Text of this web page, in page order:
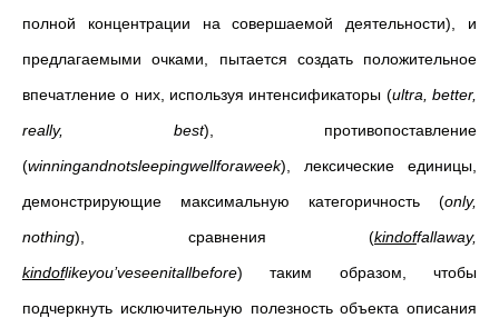
полной концентрации на совершаемой деятельности), и
предлагаемыми очками, пытается создать положительное
впечатление о них, используя интенсификаторы (ultra ,better,
really, best), противопоставление
(winningandnotsleepingwellforaweek), лексические единицы,
демонстрирующие максимальную категоричность (only,
nothing), сравнения (kindoffallaway,
kindoflikeyou’veseenitallbefore) таким образом, чтобы
подчеркнуть исключительную полезность объекта описания